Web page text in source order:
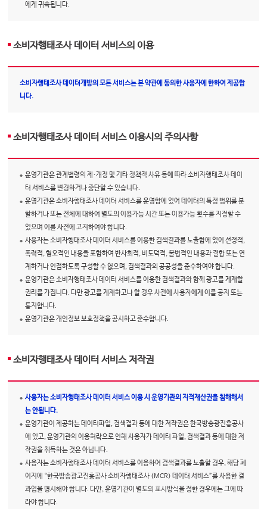
에게 귀속됩니다.
소비자행태조사 데이터 서비스의 이용
소비자행태조사 데이터개방의 모든 서비스는 본 약관에 동의한 사용자에 한하여 제공합
니다.
소비자행태조사 데이터 서비스 이용시의 주의사항
운영기관은 관계법령의 제·개정 및 기타 정책적 사유 등에 따라 소비자행태조사 데이
터 서비스를 변경하거나 중단할 수 있습니다.
운영기관은 소비자행태조사 데이터 서비스를 운영함에 있어 데이터의 특정 범위를 분
할하거나 또는 전체에 대하여 별도의 이용가능 시간 또는 이용가능 횟수를 지정할 수
있으며 이를 사전에 고지하여야 합니다.
사용자는 소비자행태조사 데이터 서비스를 이용한 검색결과를 노출함에 있어 선정적,
폭력적, 혐오적인 내용을 포함하여 반사회적, 비도덕적, 불법적인 내용과 결합 또는 연
계하거나 인접하도록 구성할 수 없으며, 검색결과의 공공성을 준수하여야 합니다.
운영기관은 소비자행태조사 데이터 서비스를 이용한 검색결과와 함께 광고를 게재할
권리를 가집니다. 다만 광고를 게재하고나 할 경우 사전에 사용자에게 이를 공지 또는
통지합니다.
운영기관은 개인정보 보호정책을 공시하고 준수합니다.
소비자행태조사 데이터 서비스 저작권
사용자는 소비자행태조사 데이터 서비스 이용 시 운영기관의 지적재산권을 침해해서
는 안됩니다.
운영기관이 제공하는 데이터파일, 검색결과 등에 대한 저작권은 한국방송광진흥공사
에 있고, 운영기관의 이용허락으로 인해 사용자가 데이터 파일, 검색결과 등에 대한 저
작권을 취득하는 것은 아닙니다.
사용자는 소비자행태조사 데이터 서비스를 이용하여 검색결과를 노출할 경우, 해당 페
이지에 “한국방송광고진흥공사 소비자행태조사 (MCR) 데이터 서비스”를 사용한 결
과임을 명시해야 합니다. 다만, 운영기관이 별도의 표시방식을 정한 경우에는 그에 따
라야 합니다.